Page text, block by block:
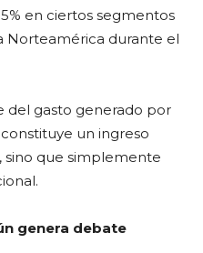
en ciertos segmentos
Norteamérica durante el
del gasto generado por
un ingreso
sino que simplemente
genera debate